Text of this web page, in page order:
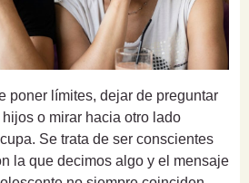
poner límites, dejar de preguntar
o mirar hacia otro lado
Se trata de ser conscientes
la que decimos algo y el mensaje